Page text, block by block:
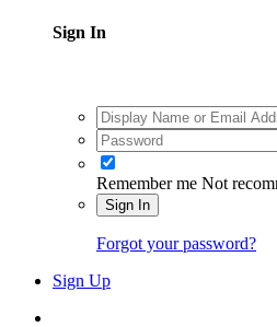
Sign In
Remember me Not
Sign In
Forgot your password?
Sign Up